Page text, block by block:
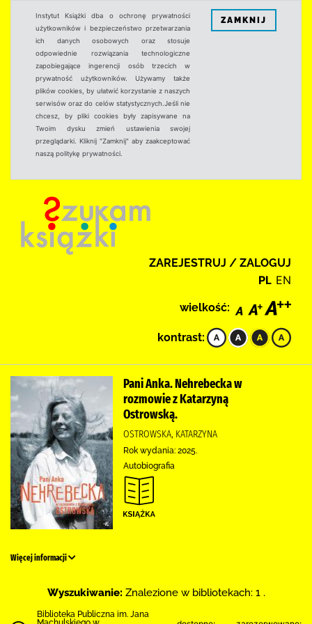
Instytut Książki dba o ochronę prywatności
użytkowników i bezpieczeństwo przetwarzania
ich danych osobowych oraz stosuje
odpowiednie rozwiązania technologiczne
zapobiegające ingerencji osób trzecich w
prywatność użytkowników. Używamy także
plików cookies, by ułatwić korzystanie z naszych
serwisów oraz do celów statystycznych.Jeśli nie
chcesz, by pliki cookies były zapisywane na
Twoim dysku zmień ustawienia swojej
przeglądarki. Kliknij "Zamknij" aby zaakceptować
naszą politykę prywatności.
ZAMKNIJ
ZAREJESTRUJ / ZALOGUJ
PL EN
wielkość:
kontrast:
Pani Anka. Nehrebecka w
rozmowie z Katarzyną
Ostrowską.
OSTROWSKA, KATARZYNA
Rok wydania: 2025.
Autobiografia
Więcej informacji
Wyszukiwanie: Znalezione w bibliotekach: 1 .
Biblioteka Publiczna im. Jana